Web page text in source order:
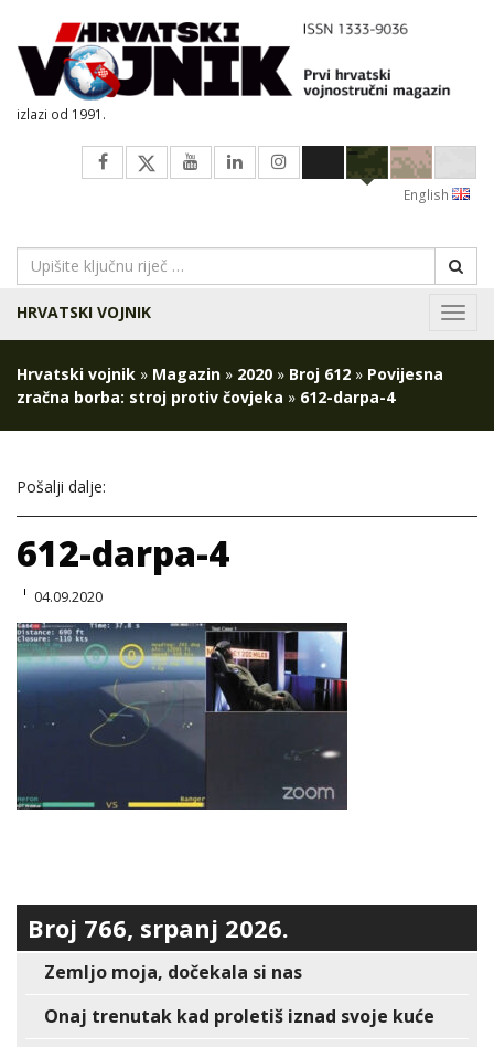
izlazi od 1991.
English
HRVATSKI VOJNIK
Hrvatski vojnik » Magazin » 2020 » Broj 612 » Povijesna
zračna borba: stroj protiv čovjeka » 612-darpa-4
Pošalji dalje:
612-darpa-4
04.09.2020
Broj 766, srpanj 2026.
Zemljo moja, dočekala si nas
Onaj trenutak kad proletiš iznad svoje kuće